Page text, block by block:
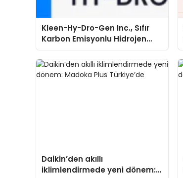
Kleen-Hy-Dro-Gen Inc., Sıfır
Karbon Emisyonlu Hidrojen
Isıtma Teknolojisinde ISO ve
TSSA Düzenleyici Onaylarını
Aldı
Daikin’den akıllı
iklimlendirmede yeni dönem: